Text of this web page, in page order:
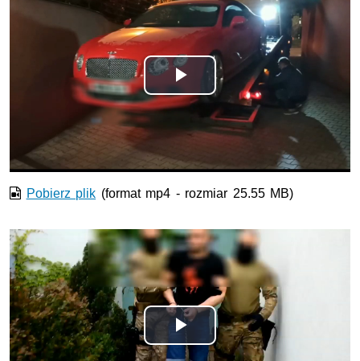
Odtwórz
wideo
Pobierz plik (format mp4 - rozmiar 25.55 MB)
Odtwórz